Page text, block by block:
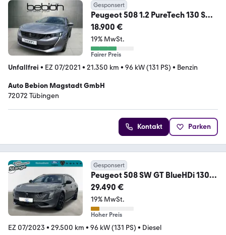
Gesponsert
Peugeot 508 1.2 PureTech 130 SW
Allure KeyLess LED Navi
18.900 €
19% MwSt.
Fairer Preis
Unfallfrei • EZ 07/2021 • 21.350 km • 96 kW (131 PS) • Benzin
Auto Bebion Magstadt GmbH
72072 Tübingen
Kontakt Parken
Gesponsert
Peugeot 508 SW GT BlueHDi 130
EAT8 Schiebedach Focal Sou
29.490 €
19% MwSt.
Hoher Preis
EZ 07/2023 • 29.500 km • 96 kW (131 PS) • Diesel